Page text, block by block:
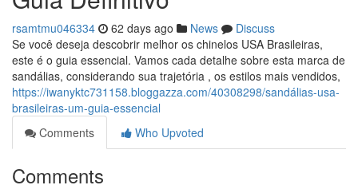
rsamtmu046334 62 days ago News
Discuss
Se você deseja descobrir melhor os chinelos USA Brasileiras,
este é o guia essencial. Vamos cada detalhe sobre esta marca de
sandálias, considerando sua trajetória , os estilos mais vendidos,
https://iwanyktc731158.bloggazza.com/40308298/sandálias-usa-
brasileiras-um-guia-essencial
Comments
Who Upvoted
Comments